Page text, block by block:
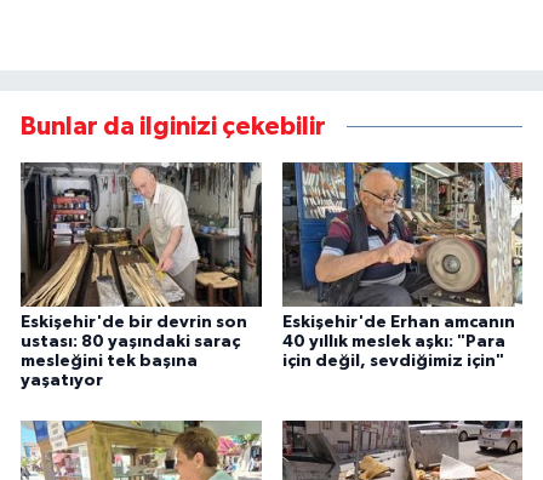
Bunlar da ilginizi çekebilir
Eskişehir'de bir devrin son
ustası: 80 yaşındaki saraç
mesleğini tek başına
yaşatıyor
Eskişehir'de Erhan amcanın
40 yıllık meslek aşkı: "Para
için değil, sevdiğimiz için"